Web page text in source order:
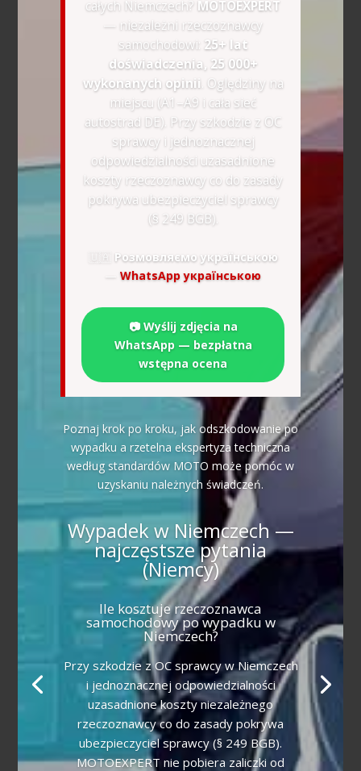
całych Niemczech? MOTOEXPERT
— niezależni rzeczoznawcy
samochodowi: 25+ lat
doświadczenia, 25 000+
wykonanych opinii . Oględziny na
miejscu (A1–A9 i cała sieć
autostrad DE). Przy szkodzie z OC
sprawcy i jednoznacznej
odpowiedzialności uzasadnione
koszty rzeczoznawcy co do zasady
pokrywa ubezpieczyciel sprawcy
(§ 249 BGB).
🇺🇦 Розмовляємо українською
— WhatsApp українською
📷 Wyślij zdjęcia na
WhatsApp — bezpłatna
wstępna ocena
Poznaj krok po kroku, jak odszkodowanie po
wypadku a rzetelna ekspertyza techniczna
według standardów MOTO może pomóc w
uzyskaniu należnych świadczeń.
Wypadek w Niemczech —
najczęstsze pytania
(Niemcy)
Ile kosztuje rzeczoznawca
samochodowy po wypadku w
Niemczech?
Przy szkodzie z OC sprawcy w Niemczech
i jednoznacznej odpowiedzialności
uzasadnione koszty niezależnego
rzeczoznawcy co do zasady pokrywa
ubezpieczyciel sprawcy (§ 249 BGB).
MOTOEXPERT nie pobiera zaliczki od